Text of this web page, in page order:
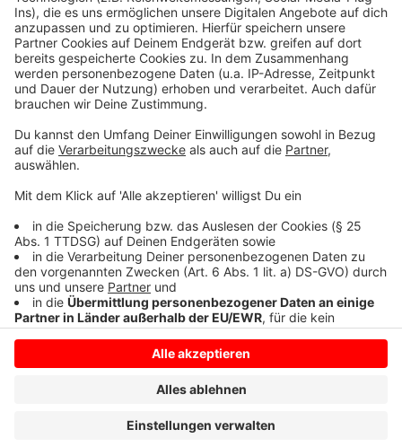
bitte nicht erschrecken, wenn dabei das Telefon
klingelt. Es muss ja nicht unbedingt Elvis Eifel dran
sein.
Anzeige
Anzeige
Anzeige